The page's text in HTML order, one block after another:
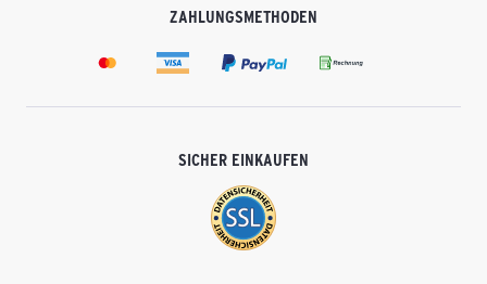
ZAHLUNGSMETHODEN
SICHER EINKAUFEN